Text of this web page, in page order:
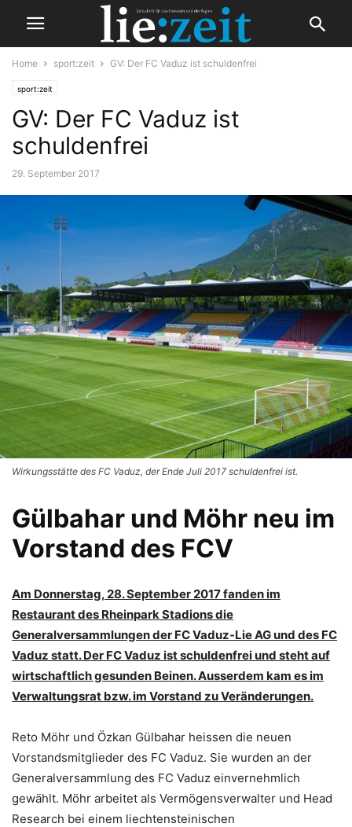
Home sport:zeit GV: Der FC Vaduz ist schuldenfrei
sport:zeit
GV: Der FC Vaduz ist
schuldenfrei
29. September 2017
Wirkungsstätte des FC Vaduz, der Ende Juli 2017 schuldenfrei ist.
Gülbahar und Möhr neu im
Vorstand des FCV
Am Donnerstag, 28. September 2017 fanden im
Restaurant des Rheinpark Stadions die
Generalversammlungen der FC Vaduz-Lie AG und des FC
Vaduz statt. Der FC Vaduz ist schuldenfrei und steht auf
wirtschaftlich gesunden Beinen. Ausserdem kam es im
Verwaltungsrat bzw. im Vorstand zu Veränderungen.
Reto Möhr und Özkan Gülbahar heissen die neuen
Vorstandsmitglieder des FC Vaduz. Sie wurden an der
Generalversammlung des FC Vaduz einvernehmlich
gewählt. Möhr arbeitet als Vermögensverwalter und Head
Research bei einem liechtensteinischen